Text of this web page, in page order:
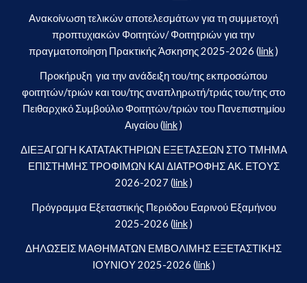
Ανακοίνωση τελικών αποτελεσμάτων για τη συμμετοχή
προπτυχιακών Φοιτητών/ Φοιτητριών για την
πραγματοποίηση Πρακτικής Άσκησης 2025-2026 (link)
Προκήρυξη για την ανάδειξη του/της εκπροσώπου
φοιτητών/τριών και του/της αναπληρωτή/τριάς του/της στο
Πειθαρχικό Συμβούλιο Φοιτητών/τριών του Πανεπιστημίου
Αιγαίου (link)
ΔΙΕΞΑΓΩΓΗ ΚΑΤΑΤΑΚΤΗΡΙΩΝ ΕΞΕΤΑΣΕΩΝ ΣΤΟ ΤΜΗΜΑ
ΕΠΙΣΤΗΜΗΣ ΤΡΟΦΙΜΩΝ ΚΑΙ ΔΙΑΤΡΟΦΗΣ ΑΚ. ΕΤΟΥΣ
2026-2027 (link )
Πρόγραμμα Εξεταστικής Περιόδου Εαρινού Εξαμήνου
2025-2026 (link )
ΔΗΛΩΣΕΙΣ ΜΑΘΗΜΑΤΩΝ ΕΜΒΟΛΙΜΗΣ ΕΞΕΤΑΣΤΙΚΗΣ
ΙΟΥΝΙΟΥ 2025-2026 (link )